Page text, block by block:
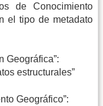
de Conocimiento
el tipo de metadato
Geográfica”:
estructurales”
Geográfico”: